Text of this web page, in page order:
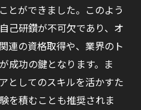
とができました。このよう
己研鑽が不可欠であり、オ
連の資格取得や、業界のト
成功の鍵となります。ま
としてのスキルを活かすた
を積むことも推奨されま